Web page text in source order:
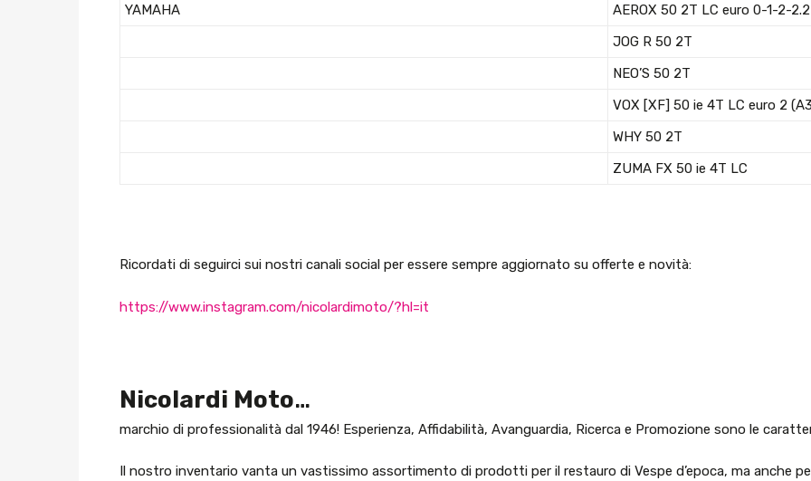
YAMAHA
AEROX 50 2T LC euro 0-1-2-2.2
JOG R 50 2T
NEO’S 50 2T
VOX [XF] 50 ie 4T LC euro 2
WHY 50 2T
ZUMA FX 50 ie 4T LC
Ricordati di seguirci sui nostri canali social per essere sempre aggiornato su offerte e novità:
https://www.instagram.com/nicolardimoto/?hl=it
Nicolardi Moto…
marchio di professionalità dal 1946! Esperienza, Affidabilità, Avanguardia, Ricerca e Promozione sono le
Il nostro inventario vanta un vastissimo assortimento di prodotti per il restauro di Vespe d’epoca, ma anche